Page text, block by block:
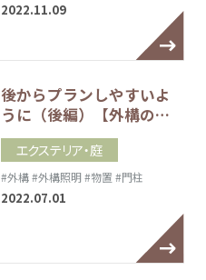
2022.11.09
後からプランしやすいよ
うに（後編）【外構の…
エクステリア・庭
#外構#外構照明 #物置 #門柱
2022.07.01